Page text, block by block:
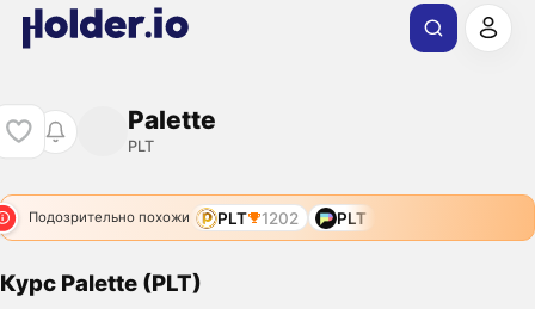
Palette
PLT
Подозрительно похожи PLT 1202 PLT
Курс Palette (PLT)